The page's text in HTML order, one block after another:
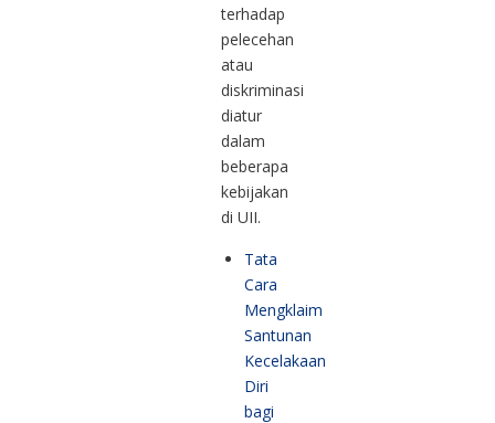
terhadap
pelecehan
atau
diskriminasi
diatur
dalam
beberapa
kebijakan
di UII.
Tata
Cara
Mengklaim
Santunan
Kecelakaan
Diri
bagi